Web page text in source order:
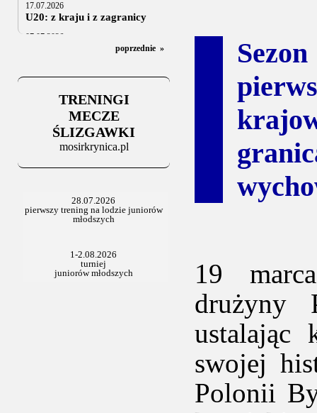
17.07.2026
U20: z kraju i z zagranicy
07.07.2026
Za trzy tygodnie na lód
Stowarzyszenie po Walnym
poprzednie »
TRENINGI
MECZE
ŚLIZGAWKI
mosirkrynica.pl
19
drużyny
ustalając
swojej
Polonii